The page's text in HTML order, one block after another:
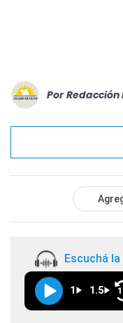
Por Redacción
Escuchá
1 1.5